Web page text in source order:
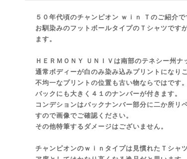
５０年代頃のチャンピオン ｗｉｎ Ｔのご紹介で
お馴染みのフットボールタイプのＴシャツです
ます。
ＨＥＲＭＯＮＹ ＵＮＩＶは南部のテネシー州ナ
通常ボディーが白のみ染み込みプリントになり
不均一なプリントの位置も古い物ならではです。
バックにも大きく４１のナンバーが付きます。
コンデションはバックナンバー部分に二か所リ
すので画像でご確認ください。
その他特筆するダメージはございません。
チャンピオンのｗｉｎタイプは見慣れたＴシャ